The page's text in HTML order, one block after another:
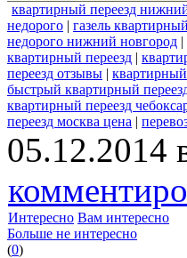
квартирный переезд
недорого | газель
недорого нижний новгород |
квартирный переезд |
переезд отзывы |
быстрый квартирный
квартирный переезд
переезд москва цена |
05.12.2014
Интересно Вам интересно
Больше не интересно
(0)